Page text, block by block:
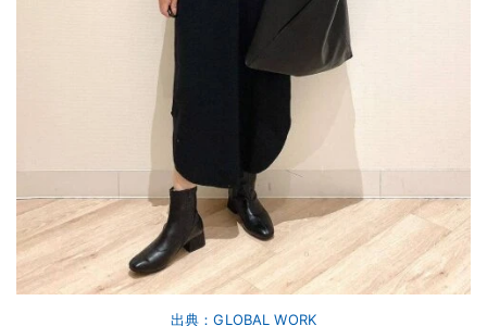
出典：GLOBAL WORK